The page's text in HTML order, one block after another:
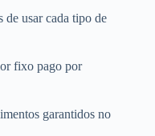
de usar cada tipo de
fixo pago por
garantidos no